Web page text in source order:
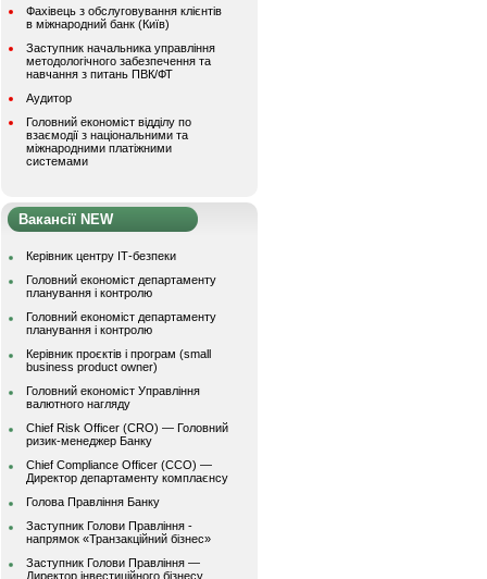
Фахівець з обслуговування клієнтів
в міжнародний банк (Київ)
Заступник начальника управління
методологічного забезпечення та
навчання з питань ПВК/ФТ
Аудитор
Головний економіст відділу по
взаємодії з національними та
міжнародними платіжними
системами
Вакансії NEW
Керівник центру ІТ-безпеки
Головний економіст департаменту
планування і контролю
Головний економіст департаменту
планування і контролю
Керівник проєктів і програм (small
business product owner)
Головний економіст Управління
валютного нагляду
Chief Risk Officer (CRO) — Головний
ризик-менеджер Банку
Chief Compliance Officer (CCO) —
Директор департаменту комплаєнсу
Голова Правління Банку
Заступник Голови Правління -
напрямок «Транзакційний бізнес»
Заступник Голови Правління —
Директор інвестиційного бізнесу